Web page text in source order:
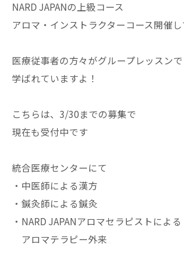
NARD JAPANの上級コース
アロマ・インストラクターコース開催
医療従事者の方々がグループレッスンで
学ばれていますよ！
こちらは、3/30までの募集で
現在も受付中です
統合医療センターにて
・中医師による漢方
・鍼灸師による鍼灸
・NARD JAPANアロマセラピストによる
アロマテラピー外来